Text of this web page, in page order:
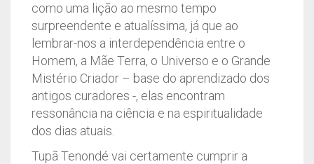
como uma lição ao mesmo tempo
surpreendente e atualíssima, já que ao
lembrar-nos a interdependência entre o
Homem, a Mãe Terra, o Universo e o Grande
Mistério Criador – base do aprendizado dos
antigos curadores -, elas encontram
ressonância na ciência e na espiritualidade
dos dias atuais.
Tupã Tenondé vai certamente cumprir a